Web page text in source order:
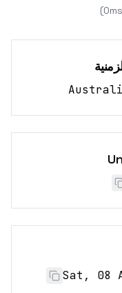
Sat, 08